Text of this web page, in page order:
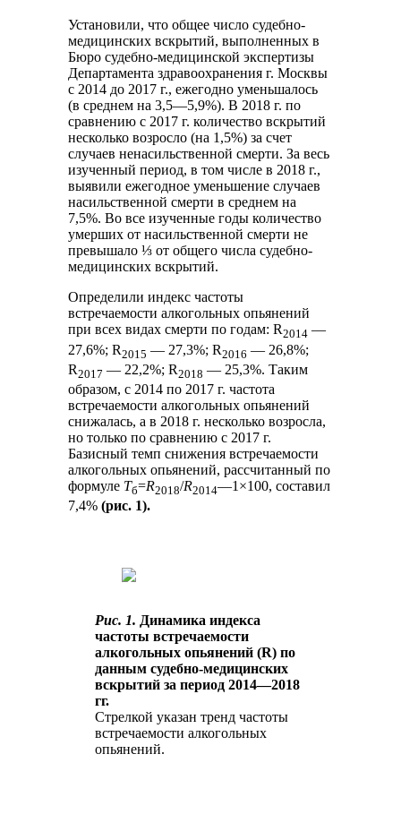
Установили, что общее число судебно-
медицинских вскрытий, выполненных в
Бюро судебно-медицинской экспертизы
Департамента здравоохранения г. Москвы
с 2014 до 2017 г., ежегодно уменьшалось
(в среднем на 3,5—5,9%). В 2018 г. по
сравнению с 2017 г. количество вскрытий
несколько возросло (на 1,5%) за счет
случаев ненасильственной смерти. За весь
изученный период, в том числе в 2018 г.,
выявили ежегодное уменьшение случаев
насильственной смерти в среднем на
7,5%. Во все изученные годы количество
умерших от насильственной смерти не
превышало ⅓ от общего числа судебно-
медицинских вскрытий.
Определили индекс частоты
встречаемости алкогольных опьянений
при всех видах смерти по годам: R2014 —
27,6%; R2015 — 27,3%; R2016 — 26,8%;
R2017 — 22,2%; R2018 — 25,3%. Таким
образом, с 2014 по 2017 г. частота
встречаемости алкогольных опьянений
снижалась, а в 2018 г. несколько возросла,
но только по сравнению с 2017 г.
Базисный темп снижения встречаемости
алкогольных опьянений, рассчитанный по
формуле Tб=R2018/R2014—1×100, составил
7,4%(рис. 1).
Рис. 1. Динамика индекса
частоты встречаемости
алкогольных опьянений (R) по
данным судебно-медицинских
вскрытий за период 2014—2018
гг.
Стрелкой указан тренд частоты
встречаемости алкогольных
опьянений.